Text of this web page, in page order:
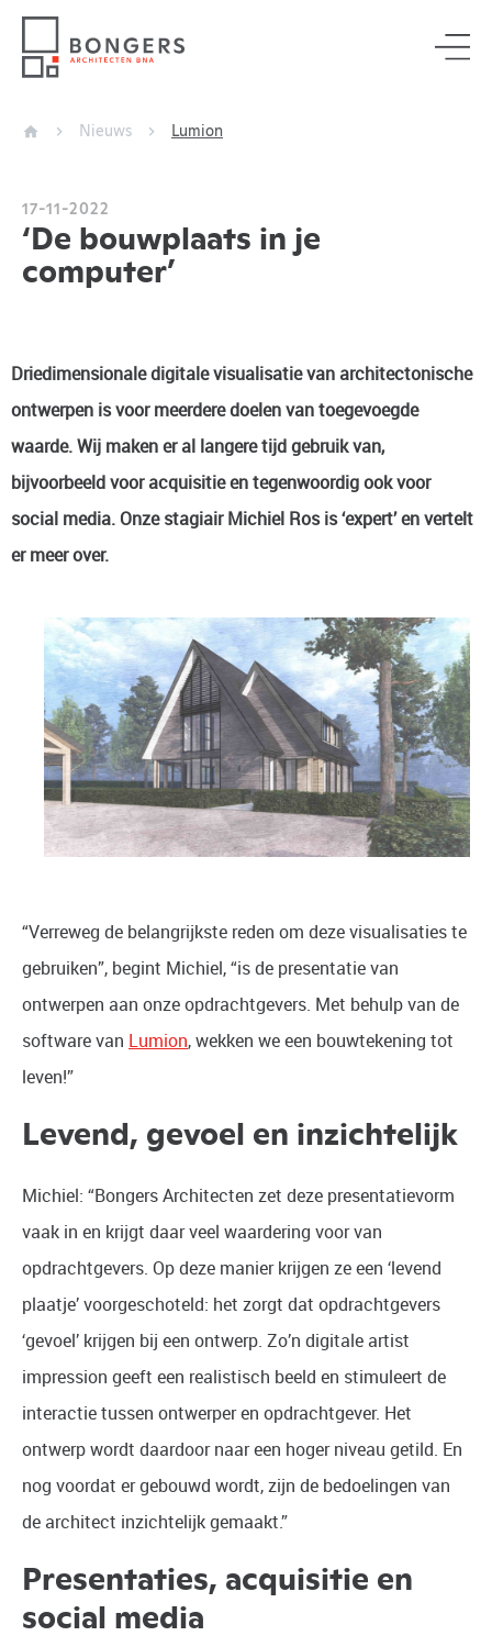
Nieuws Lumion
17-11-2022
‘De bouwplaats in je
computer’
Driedimensionale digitale visualisatie van architectonische
ontwerpen is voor meerdere doelen van toegevoegde
waarde. Wij maken er al langere tijd gebruik van,
bijvoorbeeld voor acquisitie en tegenwoordig ook voor
social media. Onze stagiairMichiel Rosis ‘expert’ en vertelt
er meer over.
“Verreweg de belangrijkste reden om deze visualisaties te
gebruiken”, begint Michiel, “is de presentatie van
ontwerpen aan onze opdrachtgevers. Met behulp van de
software van Lumion, wekken we een bouwtekening tot
leven!”
Levend, gevoel en inzichtelijk
Michiel: “Bongers Architecten zet deze presentatievorm
vaak in en krijgt daar veel waardering voor van
opdrachtgevers. Op deze manier krijgen ze een ‘levend
plaatje’ voorgeschoteld: het zorgt dat opdrachtgevers
‘gevoel’ krijgen bij een ontwerp. Zo’n digitale artist
impression geeft een realistisch beeld en stimuleert de
interactie tussen ontwerper en opdrachtgever. Het
ontwerp wordt daardoor naar een hoger niveau getild. En
nog voordat er gebouwd wordt, zijn de bedoelingen van
de architect inzichtelijk gemaakt.”
Presentaties, acquisitie en
social media